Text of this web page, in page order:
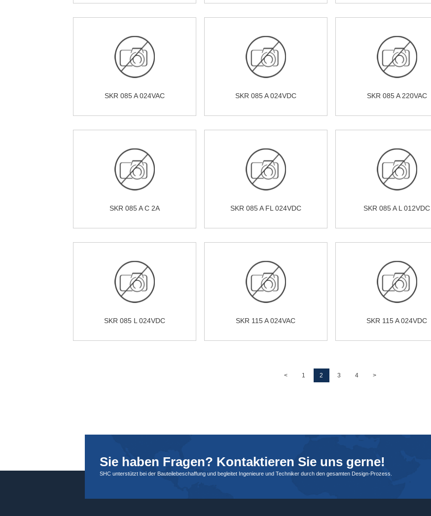
SKR 085 A 024VAC SKR 085 A 024VDC SKR 085 A 220VAC
SKR 085 A C 2A SKR 085 A FL 024VDC SKR 085 A L 012VDC
SKR 085 L 024VDC SKR 115 A 024VAC SKR 115 A 024VDC
< 1 2 3 4 >
Sie haben Fragen? Kontaktieren Sie uns gerne!
SHC unterstützt bei der Bauteilebeschaffung und begleitet Ingenieure und Techniker durch den gesamten Design-Prozess.